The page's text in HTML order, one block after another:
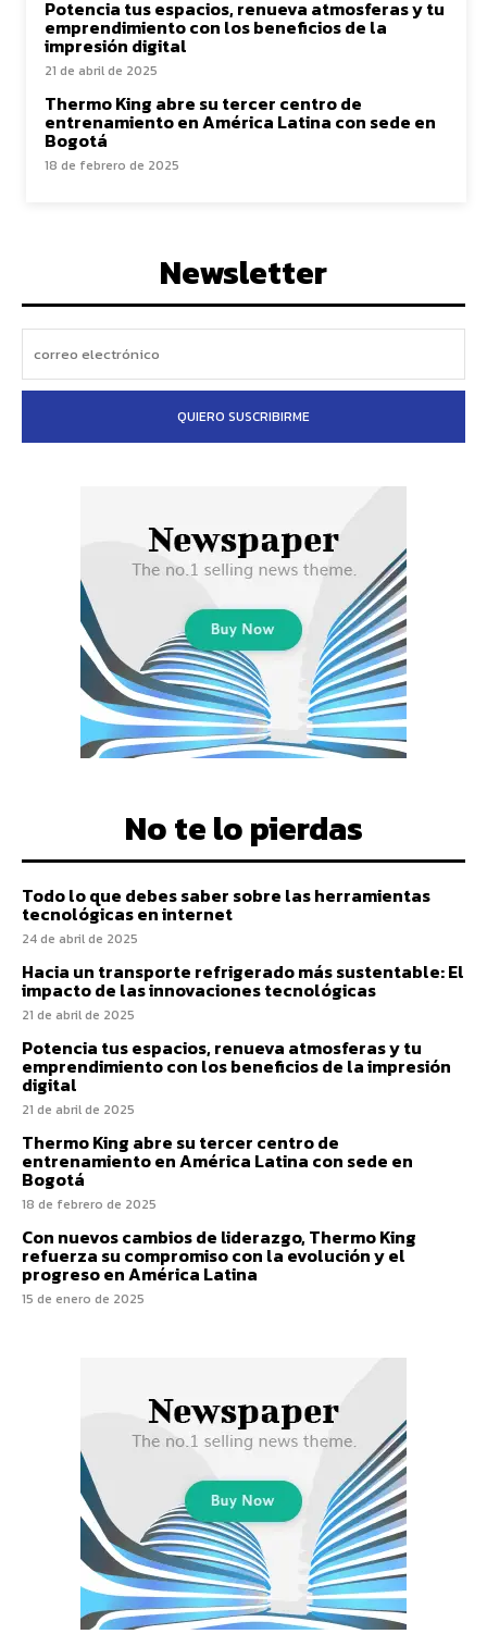
Potencia tus espacios, renueva atmosferas y tu
emprendimiento con los beneficios de la
impresión digital
21 de abril de 2025
Thermo King abre su tercer centro de
entrenamiento en América Latina con sede en
Bogotá
18 de febrero de 2025
Newsletter
QUIERO SUSCRIBIRME
No te lo pierdas
Todo lo que debes saber sobre las herramientas
tecnológicas en internet
24 de abril de 2025
Hacia un transporte refrigerado más sustentable: El
impacto de las innovaciones tecnológicas
21 de abril de 2025
Potencia tus espacios, renueva atmosferas y tu
emprendimiento con los beneficios de la impresión
digital
21 de abril de 2025
Thermo King abre su tercer centro de
entrenamiento en América Latina con sede en
Bogotá
18 de febrero de 2025
Con nuevos cambios de liderazgo, Thermo King
refuerza su compromiso con la evolución y el
progreso en América Latina
15 de enero de 2025